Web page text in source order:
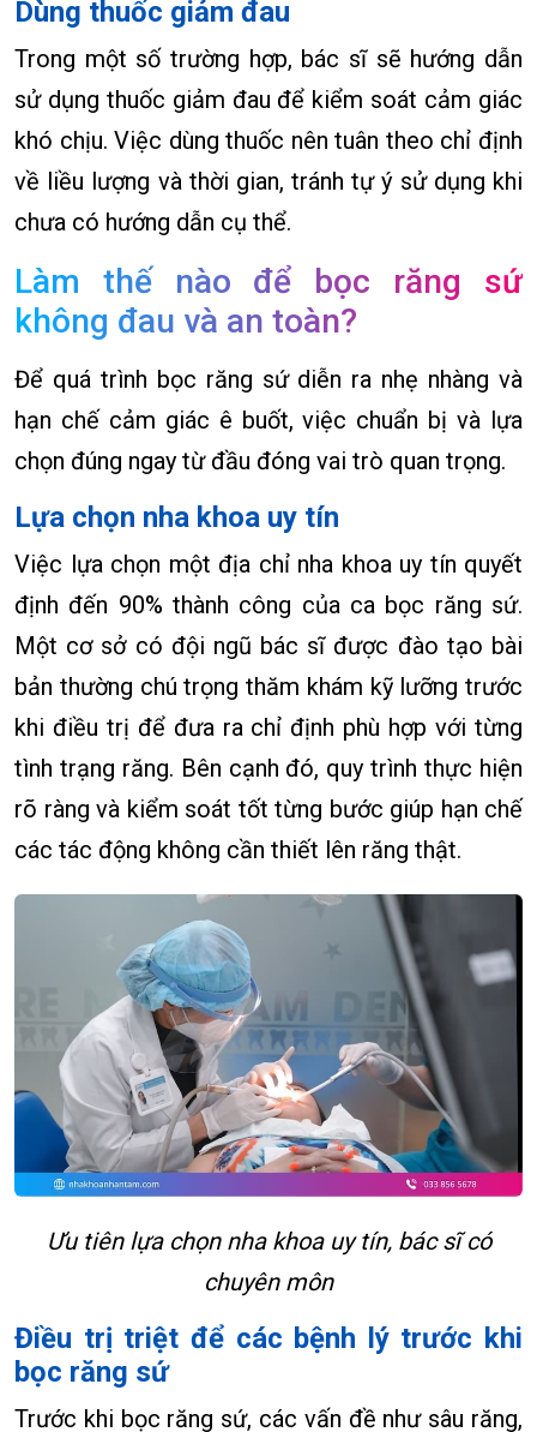
Dùng thuốc giảm đau
Trong một số trường hợp, bác sĩ sẽ hướng dẫn
sử dụng thuốc giảm đau để kiểm soát cảm giác
khó chịu. Việc dùng thuốc nên tuân theo chỉ định
về liều lượng và thời gian, tránh tự ý sử dụng khi
chưa có hướng dẫn cụ thể.
Làm thế nào để bọc răng sứ
không đau và an toàn?
Để quá trình bọc răng sứ diễn ra nhẹ nhàng và
hạn chế cảm giác ê buốt, việc chuẩn bị và lựa
chọn đúng ngay từ đầu đóng vai trò quan trọng.
Lựa chọn nha khoa uy tín
Việc lựa chọn một địa chỉ nha khoa uy tín quyết
định đến 90% thành công của ca bọc răng sứ.
Một cơ sở có đội ngũ bác sĩ được đào tạo bài
bản thường chú trọng thăm khám kỹ lưỡng trước
khi điều trị để đưa ra chỉ định phù hợp với từng
tình trạng răng. Bên cạnh đó, quy trình thực hiện
rõ ràng và kiểm soát tốt từng bước giúp hạn chế
các tác động không cần thiết lên răng thật.
Ưu tiên lựa chọn nha khoa uy tín, bác sĩ có
chuyên môn
Điều trị triệt để các bệnh lý trước khi
bọc răng sứ
Trước khi bọc răng sứ, các vấn đề như sâu răng,